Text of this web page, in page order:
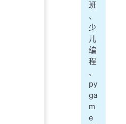
班
、
少
儿
编
程
、
py
ga
m
e